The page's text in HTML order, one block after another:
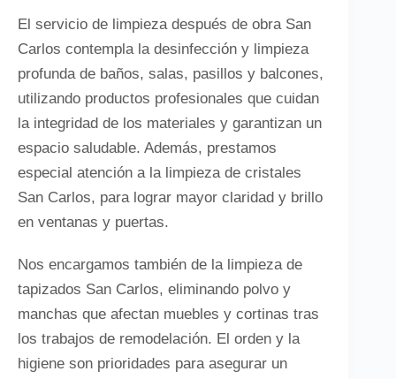
El servicio de limpieza después de obra San
Carlos contempla la desinfección y limpieza
profunda de baños, salas, pasillos y balcones,
utilizando productos profesionales que cuidan
la integridad de los materiales y garantizan un
espacio saludable. Además, prestamos
especial atención a la limpieza de cristales
San Carlos, para lograr mayor claridad y brillo
en ventanas y puertas.
Nos encargamos también de la limpieza de
tapizados San Carlos, eliminando polvo y
manchas que afectan muebles y cortinas tras
los trabajos de remodelación. El orden y la
higiene son prioridades para asegurar un